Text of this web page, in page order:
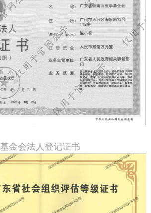
基金会法人登记证书